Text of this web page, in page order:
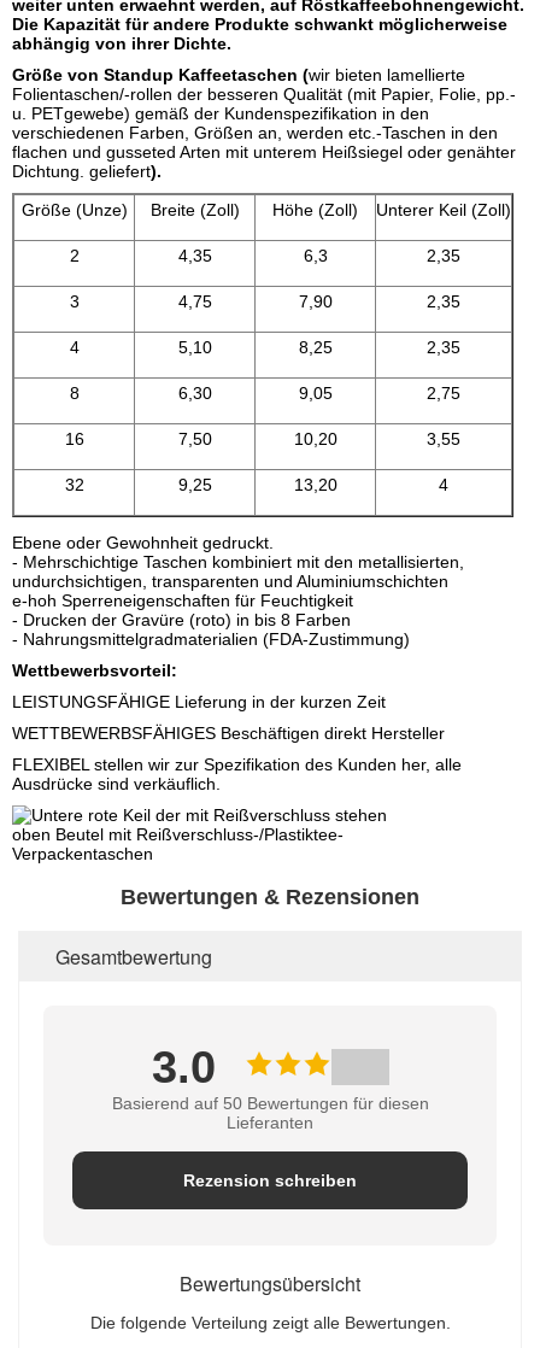
weiter unten erwaehnt werden, auf Röstkaffeebohnengewicht.
Die Kapazität für andere Produkte schwankt möglicherweise
abhängig von ihrer Dichte.
Größe von Standup Kaffeetaschen (wir bieten lamellierte
Folientaschen/-rollen der besseren Qualität (mit Papier, Folie, pp.-
u. PETgewebe) gemäß der Kundenspezifikation in den
verschiedenen Farben, Größen an, werden etc.-Taschen in den
flachen und gusseted Arten mit unterem Heißsiegel oder genähter
Dichtung. geliefert).
Größe (Unze)
Breite (Zoll) Höhe (Zoll) Unterer Keil (Zoll)
2 4,35 6,3 2,35
3 4,75 7,90 2,35
4 5,10 8,25 2,35
8 6,30 9,05 2,75
16 7,50 10,20 3,55
32 9,25 13,20 4
Ebene oder Gewohnheit gedruckt.
- Mehrschichtige Taschen kombiniert mit den metallisierten,
undurchsichtigen, transparenten und Aluminiumschichten
e-hoh Sperreneigenschaften für Feuchtigkeit
- Drucken der Gravüre (roto) in bis 8 Farben
- Nahrungsmittelgradmaterialien (FDA-Zustimmung)
Wettbewerbsvorteil:
LEISTUNGSFÄHIGE Lieferung in der kurzen Zeit
WETTBEWERBSFÄHIGES Beschäftigen direkt Hersteller
FLEXIBEL stellen wir zur Spezifikation des Kunden her, alle
Ausdrücke sind verkäuflich.
Bewertungen & Rezensionen
Gesamtbewertung
3.0
Basierend auf 50 Bewertungen für diesen
Lieferanten
Rezension schreiben
Bewertungsübersicht
Die folgende Verteilung zeigt alle Bewertungen.